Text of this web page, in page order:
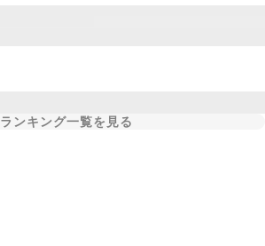
ランキング一覧を見る